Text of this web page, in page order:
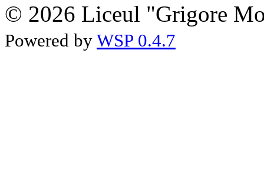
© 2026 Liceul "Grigore
Powered by WSP 0.4.7